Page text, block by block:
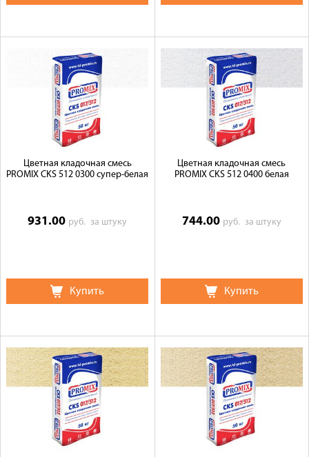
Цветная кладочная смесь
PROMIX CKS 512 0300 супер-белая
931.00 руб.за штуку
Купить
Цветная кладочная смесь
PROMIX CKS 512 0400 белая
744.00 руб. за штуку
Купить